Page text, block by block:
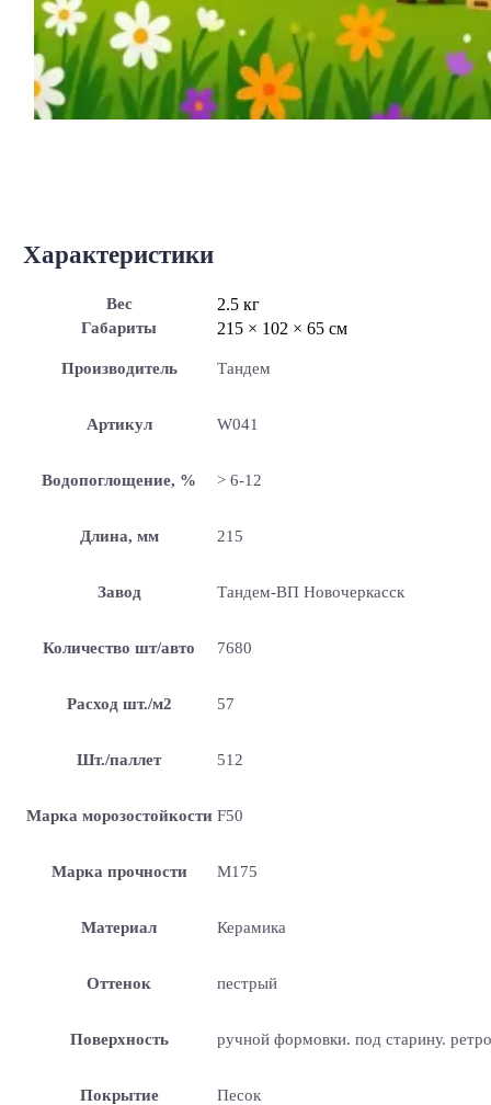
Характеристики
Вес 2.5 кг
Габариты 215 × 102 × 65 см
Производитель Тандем
Артикул W041
Водопоглощение, % > 6-12
Длина, мм 215
Завод Тандем-ВП Новочеркасск
Количество шт/авто 7680
Расход шт./м2 57
Шт./паллет 512
Марка морозостойкости F50
Марка прочности М175
Материал Керамика
Оттенок пестрый
Поверхность ручной формовки. под старину. ретро
Покрытие Песок